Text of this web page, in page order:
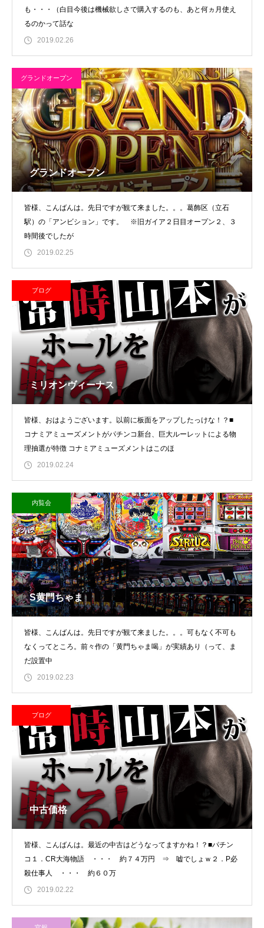
も・・・（白目今後は機械欲しさで購入するのも、あと何ヵ月使え
るのかって話な
2019.02.26
グランドオープン
グランドオープン
皆様、こんばんは。先日ですが観て来ました。。。葛飾区（立石
駅）の「アンビション」です。 ※旧ガイア２日目オープン２、３
時間後でしたが
2019.02.25
ブログ
ミリオンヴィーナス
皆様、おはようございます。以前に板面をアップしたっけな！？■
コナミアミューズメントがパチンコ新台、巨大ルーレットによる物
理抽選が特徴 コナミアミューズメントはこのほ
2019.02.24
内覧会
S黄門ちゃま
皆様、こんばんは。先日ですが観て来ました。。。可もなく不可も
なくってところ。前々作の「黄門ちゃま喝」が実績あり（って、ま
だ設置中
2019.02.23
ブログ
中古価格
皆様、こんばんは。最近の中古はどうなってますかね！？■パチン
コ１．CR大海物語 ・・・ 約７４万円 ⇒ 嘘でしょｗ２．P必
殺仕事人 ・・・ 約６０万
2019.02.22